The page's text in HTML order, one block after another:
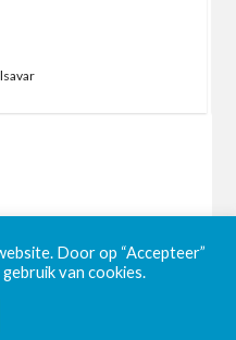
by
Door op “Accepteer”
van cookies.